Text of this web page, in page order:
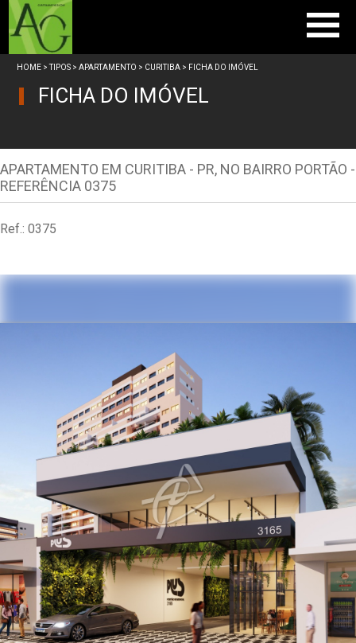
Anuncie seu imóvel
HOME >TIPOS >APARTAMENTO > CURITIBA > FICHA DO IMÓVEL
FICHA DO IMÓVEL
APARTAMENTO EM CURITIBA - PR, NO BAIRRO PORTÃO -
REFERÊNCIA 0375
Ref.: 0375